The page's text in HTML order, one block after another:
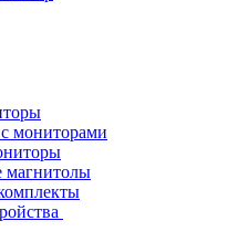
мониторами
магнитолы